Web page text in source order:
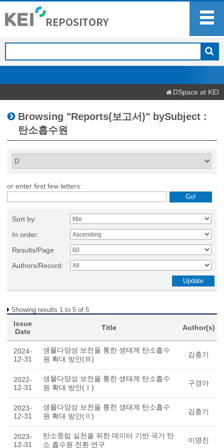
DSpace at KEI
Browsing "Reports(보고서)" bySubject :
탄소흡수원
or enter first few letters:
Sort by:
In order:
Results/Page
Authors/Record:
Showing results 1 to 5 of 5
Issue
Date
Title Author(s)
2024-
12-31
생물다양성 보전을 통한 생태계 탄소흡수
원 확대 방안(Ⅲ)
김충기
2022-
12-31
생물다양성 보전을 통한 생태계 탄소흡수
원 확대 방안(Ⅰ)
구경아
2023-
12-31
생물다양성 보전을 통한 생태계 탄소흡수
원 확대 방안(Ⅱ)
김충기
2023-
12-31
탄소중립 실천을 위한 데이터 기반 국가 탄
소 흡수원 전환 연구
이명진